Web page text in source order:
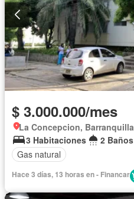
$ 3.000.000/mes
La Concepcion, Barranquilla
3 Habitaciones
2 Baños
Gas natural
Hace 3 días, 13 horas en - Financar